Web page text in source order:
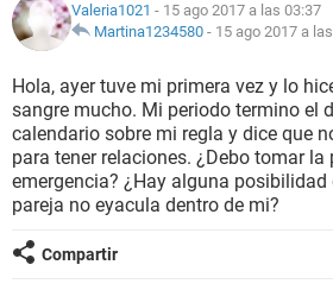
NUTRICIÓN
BIENESTAR
SEXUALIDAD
GLOSARIO
Valeria1021 - 15 ago 2017 a las 03:37
Martina1234580 - 15 ago 2017 a
Hola, ayer tuve mi primera vez y lo
sangre mucho. Mi periodo termino el
calendario sobre mi regla y dice que
para tener relaciones. ¿Debo tomar la
emergencia? ¿Hay alguna
pareja no eyacula dentro de mi?
Compartir